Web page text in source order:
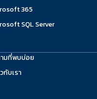
365
SQL Server
มที่พบบ่อย
กับเรา